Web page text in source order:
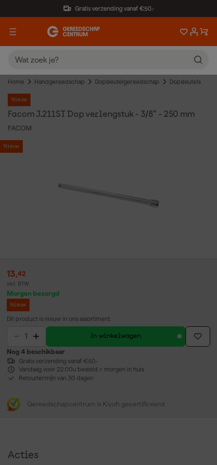
Gratis verzending vanaf €50,-
Home Handgereedschap Dopsleutelgereedschap Dopsleutels
Nieuw
Facom J.211ST Dop verlengstuk - 3/8" - 250 mm
FACOM
Nieuw
13,42
incl. BTW
Morgen bezorgd
Nieuw
Dit product is nieuw in ons assortiment.
In winkelwagen
Nog 4 beschikbaar
Gratis verzending vanaf €50,-
Vandaag voor 22:00u besteld = morgen in huis
Retourtermijn van 30 dagen
Gereedschapcentrum is Kiyoh gecertificeerd
Acties